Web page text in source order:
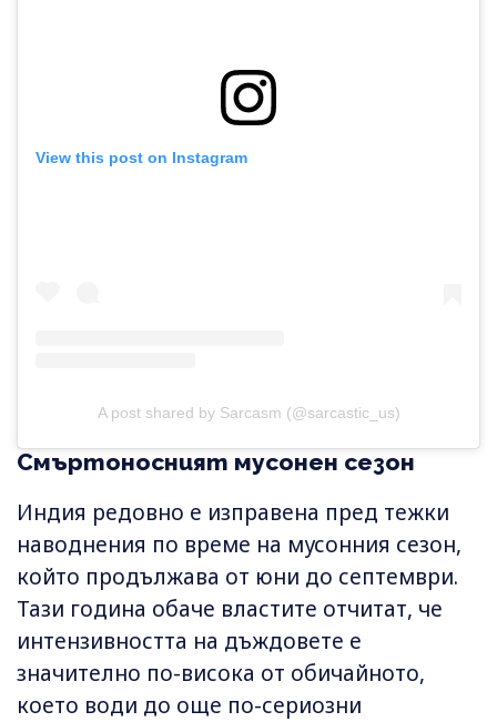
View this post on Instagram
A post shared by Sarcasm (@sarcastic_us)
Смъртоносният мусонен сезон
Индия редовно е изправена пред тежки
наводнения по време на мусонния сезон,
който продължава от юни до септември.
Тази година обаче властите отчитат, че
интензивността на дъждовете е
значително по-висока от обичайното,
което води до още по-сериозни